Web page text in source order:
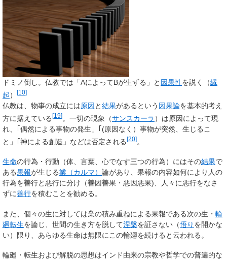
ドミノ倒し。仏教では「AによってBが生ずる」と 因果性を説く（縁
起） [10]
仏教は、物事の成立には原因 と結果があるという 因果論を基本的考え
方に据えている[19]。一切の現象（サンスカーラ ）は原因によって現
れ、｢偶然による事物の発生」｢(原因なく）事物が突然、生じるこ
と」｢神による創造」などは否定される[20]。
生命の行為・行動（体、言葉、心でなす三つの行為）にはその結果で
ある果報が生じる業（カルマ） 論があり、果報の内容如何により人の
行為を善行と悪行に分け（善因善果・悪因悪果)、人々に悪行をなさ
ずに善行を積むことを勧める。
また、個々の生に対しては業の積み重ねによる果報である次の生・ 輪
廻転生を論じ、世間の生き方を脱して涅槃を証さない（悟り を開かな
い）限り、あらゆる生命は無限にこの輪廻を続けると云われる。
輪廻・転生および解脱の思想はインド由来の宗教や哲学での普遍的な